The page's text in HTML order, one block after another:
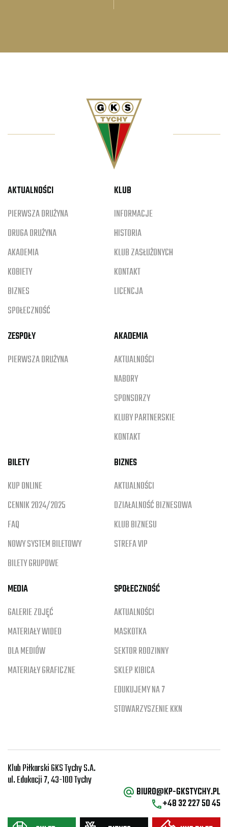
AKTUALNOŚCI
PIERWSZA DRUŻYNA
DRUGA DRUŻYNA
AKADEMIA
KOBIETY
BIZNES
SPOŁECZNOŚĆ
KLUB
INFORMACJE
HISTORIA
KLUB ZASŁUŻONYCH
KONTAKT
LICENCJA
ZESPOŁY
PIERWSZA DRUŻYNA
AKADEMIA
AKTUALNOŚCI
NABORY
SPONSORZY
KLUBY PARTNERSKIE
KONTAKT
BILETY
KUP ONLINE
CENNIK 2024/2025
FAQ
NOWY SYSTEM BILETOWY
BILETY GRUPOWE
BIZNES
AKTUALNOŚCI
DZIAŁALNOŚĆ BIZNESOWA
KLUB BIZNESU
STREFA VIP
MEDIA
GALERIE ZDJĘĆ
MATERIAŁY WIDEO
DLA MEDIÓW
MATERIAŁY GRAFICZNE
SPOŁECZNOŚĆ
AKTUALNOŚCI
MASKOTKA
SEKTOR RODZINNY
SKLEP KIBICA
EDUKUJEMY NA 7
STOWARZYSZENIE KKN
Klub Piłkarski GKS Tychy S.A.
ul. Edukacji 7, 43-100 Tychy
BIURO@KP-GKSTYCHY.PL
+48 32 227 50 45